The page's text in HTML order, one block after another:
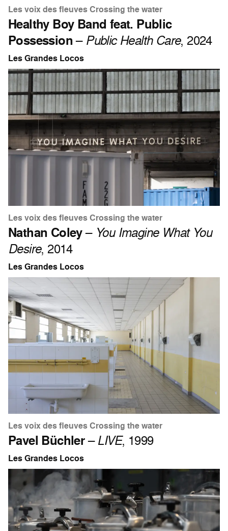
Les voix des fleuves Crossing the water
Healthy Boy Band feat. Public
Possession– Public Health Care, 2024
Les Grandes Locos
Les voix des fleuves Crossing the water
Nathan Coley– You Imagine What You
Desire, 2014
Les Grandes Locos
Les voix des fleuves Crossing the water
Pavel Büchler–LIVE, 1999
Les Grandes Locos